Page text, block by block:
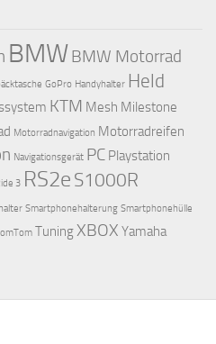
BMWBMW Motorrad
GoPro Handyhalter Held
KTM Mesh Milestone
Motorradnavigation Motorradreifen
Navigationsgerät PC Playstation
3 RS2e S1000R
Smartphonehalterung Smartphonehülle
TuningXBOX Yamaha